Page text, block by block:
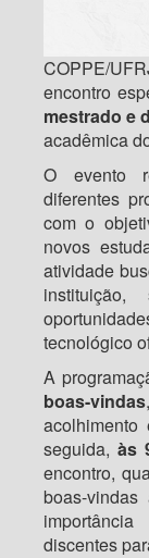
COPPE/
encontro
mestrado e
acadêmica
O evento
diferentes
com o
novos
atividade
tecnológico
A
boas-vindas
seguida, às
encontro,
boas-
discentes